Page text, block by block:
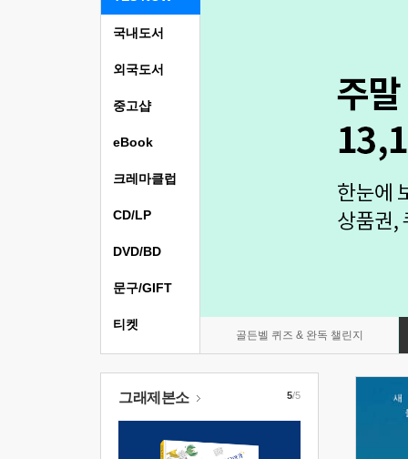
골든벨 퀴즈 & 완독 챌린지
국내도서
외국도서
중고샵
eBook
크레마클럽
CD/LP
DVD/BD
문구/GIFT
티켓
그래제본소 5/5